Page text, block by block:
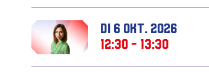
di 6 okt. 2026
12:30 - 13:30